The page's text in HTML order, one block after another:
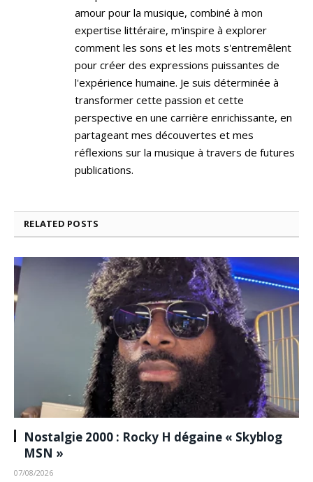
amour pour la musique, combiné à mon
expertise littéraire, m'inspire à explorer
comment les sons et les mots s'entremêlent
pour créer des expressions puissantes de
l'expérience humaine. Je suis déterminée à
transformer cette passion et cette
perspective en une carrière enrichissante, en
partageant mes découvertes et mes
réflexions sur la musique à travers de futures
publications.
RELATED POSTS
Nostalgie 2000 : Rocky H dégaine « Skyblog
MSN »
07/08/2026